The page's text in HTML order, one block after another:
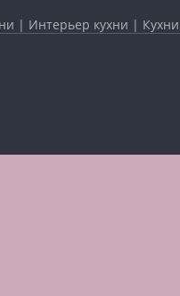
| Интерьер кухни |